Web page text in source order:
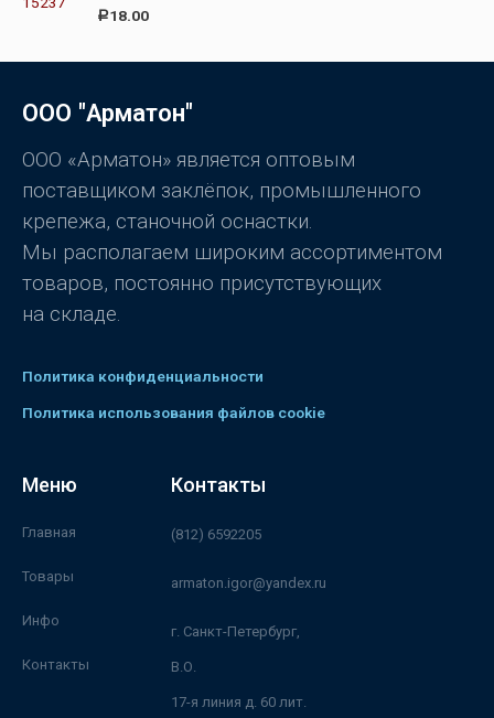
а
О
и
з
Р18.00
ООО "Арматон"
ООО «Арматон» является оптовым
поставщиком заклёпок, промышленного
крепежа, станочной оснастки.
Мы располагаем широким ассортиментом
товаров, постоянно присутствующих
на складе.
Политика конфиденциальности
Политика использования файлов cookie
Меню
Главная
Товары
Инфо
Контакты
Контакты
(812) 6592205
armaton.igor@yandex.ru
г. Санкт-Петербург,
В.О.
17-я линия д. 60 лит.